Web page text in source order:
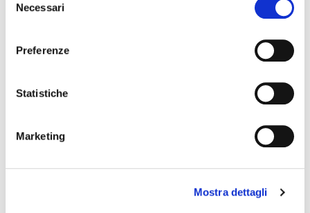
delNecessari
Preferenze
Statistiche
Marketing
Mostra dettagli
evocativo e ricco di significati: nasce dall’idea che
speranze. Anche il libro è un viaggio dentro le
confrontare per capire chi sono e cosa vogliono
presenta
un solo volume di base per il triennio
un’autonomia di utilizzo. La novità del progetto è il
semplice riduzione o semplificazione dei contenuti